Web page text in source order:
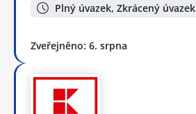
Plný úvazek, Zkrácený úvazek
Zveřejněno: 6. srpna